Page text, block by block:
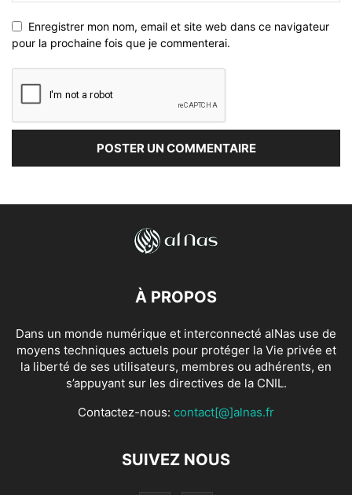
Enregistrer mon nom, email et site web dans ce navigateur
pour la prochaine fois que je commenterai.
À PROPOS
Dans un monde numérique et interconnecté alNas use de
moyens techniques actuels pour protéger la Vie privée et
la liberté de ses utilisateurs, membres ou adhérents, en
s’appuyant sur les directives de la CNIL.
Contactez-nous: contact[@]alnas.fr
SUIVEZ NOUS